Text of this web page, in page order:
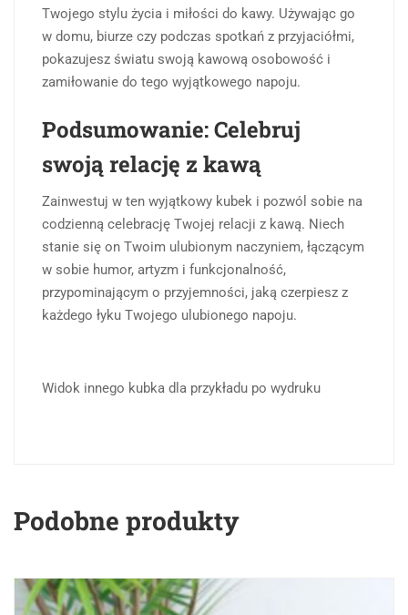
Twojego stylu życia i miłości do kawy. Używając go
w domu, biurze czy podczas spotkań z przyjaciółmi,
pokazujesz światu swoją kawową osobowość i
zamiłowanie do tego wyjątkowego napoju.
Podsumowanie: Celebruj
swoją relację z kawą
Zainwestuj w ten wyjątkowy kubek i pozwól sobie na
codzienną celebrację Twojej relacji z kawą. Niech
stanie się on Twoim ulubionym naczyniem, łączącym
w sobie humor, artyzm i funkcjonalność,
przypominającym o przyjemności, jaką czerpiesz z
każdego łyku Twojego ulubionego napoju.
Widok innego kubka dla przykładu po wydruku
Podobne produkty